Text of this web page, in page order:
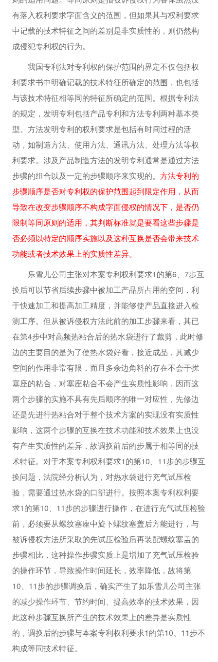
有落入权利要求字面含义的范围，但如果其与权利要求
中记载的技术特征之间的差别是非实质性的，则仍然构
成侵犯专利权的行为。
我国专利法对专利权的保护范围的界定不仅包括权
利要求书中明确记载的技术特征所确定的范围，也包括
与该技术特征相等同的特征所确定的范围。根据专利法
的规定，发明专利包括产品专利和方法专利两种基本类
型。方法发明专利的权利要求是包括有时间过程的活
动，如制造方法、使用方法、通讯方法、处理方法等权
利要求。涉及产品制造方法的发明专利通常是通过方法
步骤的组合以及一定的步骤顺序来实现的。 方法专利的
步骤顺序是否对专利权的保护范围起到限定作用，从而
导致在改变步骤顺序不构成字面侵权的情况下，是否仍
限制等同原则的适用，其判断标准就是要看这些步骤是
否必须以特定的顺序实施以及这种互换是否会带来技术
功能或者技术效果上的实质性差异。
乐雪儿公司主张对本案专利权利要求1的第6、7步互
换后可以节省后续步骤中被加工产品所占用的空间，利
于快速加工和提高加工精度，并能够使产品直接进入检
测工序。但从被诉侵权方法此前的加工步骤来看，其已
在第4步中对高频热粘合后的热水袋进行了裁剪，此时修
边的主要目的是为了使热水袋好看，接近成品，其减少
空间的作用非常有限，而且多余边角料的存在不会干扰
塞座的粘合，对塞座粘合不会产生实质性影响，因而这
两个步骤的实施不具有先后顺序的唯一对应性，先修边
还是先进行热粘合对于整个技术方案的实现没有实质性
影响，这两个步骤的互换在技术功能和技术效果上也没
有产生实质性的差异，故调换前后的步属于相等同的技
术特征。对于本案专利权利要求1的第10、11步的步骤互
换问题，法院经分析认为，对热水袋进行充气试压检
验，需要通过热水袋的口部进行。按照本案专利权利要
求1的第10、11步的步骤进行操作，在进行充气试压检验
前，必须要从螺纹塞座中旋下螺纹塞盖后方能进行，与
被诉侵权方法所采取的先试压检验后再装配螺纹塞盖的
步骤相比，这种操作步骤实质上是增加了充气试压检验
的操作环节，导致操作时间延长，效率降低，故将第
10、11步的步骤调换后，确实产生了如乐雪儿公司主张
的减少操作环节、节约时间、提高效率的技术效果，因
此这种步骤互换所产生的技术效果上的差异是实质性
的，调换后的步骤与本案专利权利要求1的第10、11步不
构成等同技术特征。